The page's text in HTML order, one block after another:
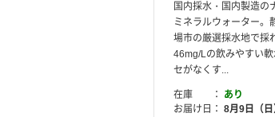
国内採水・国内製造の
ミネラルウォーター。
場市の厳選採水地で採
46mg/Lの飲みやすい
セがなくす...
在庫
あり
お届け日
8月9日（日